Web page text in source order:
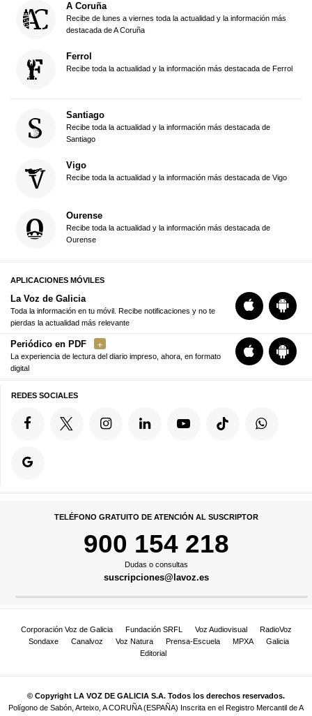
A Coruña
Recibe de lunes a viernes toda la actualidad y la información más
destacada de A Coruña
Ferrol
Recibe toda la actualidad y la información más destacada de Ferrol
Santiago
Recibe toda la actualidad y la información más destacada de
Santiago
Vigo
Recibe toda la actualidad y la información más destacada de Vigo
Ourense
Recibe toda la actualidad y la información más destacada de
Ourense
APLICACIONES MÓVILES
La Voz de Galicia
Toda la información en tu móvil. Recibe notificaciones y no te
pierdas la actualidad más relevante
Periódico en PDF
La experiencia de lectura del diario impreso, ahora, en formato
digital
REDES SOCIALES
TELÉFONO GRATUITO DE ATENCIÓN AL SUSCRIPTOR
900 154 218
Dudas o consultas
suscripciones@lavoz.es
Corporación Voz de Galicia Fundación SRFL Voz Audiovisual
RadioVoz
Sondaxe
Canalvoz Voz Natura Prensa-Escuela MPXA
Galicia
Editorial
© Copyright LA VOZ DE GALICIA S.A. Todos los derechos reservados.
Polígono de Sabón, Arteixo, A CORUÑA (ESPAÑA) Inscrita en el Registro Mercantil de A